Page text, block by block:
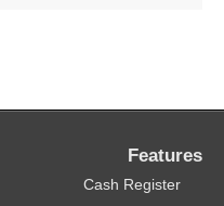
Features
Cash Register